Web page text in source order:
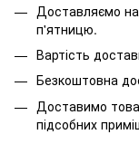
Доставляємо
п'ятницю.
Вартість
Безкоштовна
Доставимо
підсобних